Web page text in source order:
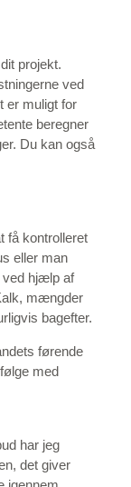
projekt.
ved
er muligt for
beregner
Du kan også
få kontrolleret
eller man
ved hjælp af
mængder
bagefter.
førende
med
har jeg
det giver